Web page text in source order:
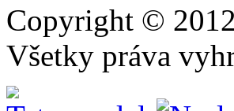
Copyright ©
Všetky práva